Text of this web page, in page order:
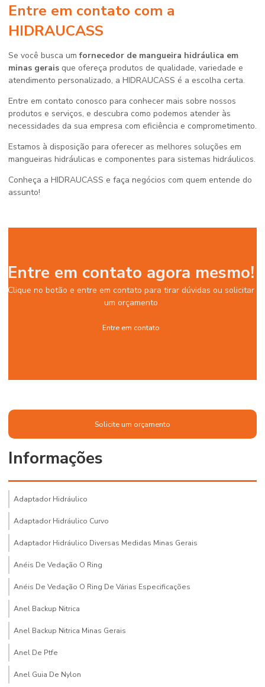
Entre em contato com a
HIDRAUCASS
Se você busca umfornecedor de mangueira hidráulica em
minas gerais que ofereça produtos de qualidade, variedade e
atendimento personalizado, a HIDRAUCASS é a escolha certa.
Entre em contato conosco para conhecer mais sobre nossos
produtos e serviços, e descubra como podemos atender às
necessidades da sua empresa com eficiência e comprometimento.
Estamos à disposição para oferecer as melhores soluções em
mangueiras hidráulicas e componentes para sistemas hidráulicos.
Conheça a HIDRAUCASS e faça negócios com quem entende do
assunto!
Entre em contato agora mesmo!
Clique no botão e entre em contato para tirar dúvidas ou solicitar
um orçamento
Entre em contato
Solicite um orçamento
Informações
Adaptador Hidráulico
Adaptador Hidráulico Curvo
Adaptador Hidráulico Diversas Medidas Minas Gerais
Anéis De Vedação O Ring
Anéis De Vedação O Ring De Várias Especificações
Anel Backup Nitrica
Anel Backup Nitrica Minas Gerais
Anel De Ptfe
Anel Guia De Nylon